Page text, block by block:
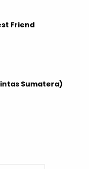
Friend
Sumatera)